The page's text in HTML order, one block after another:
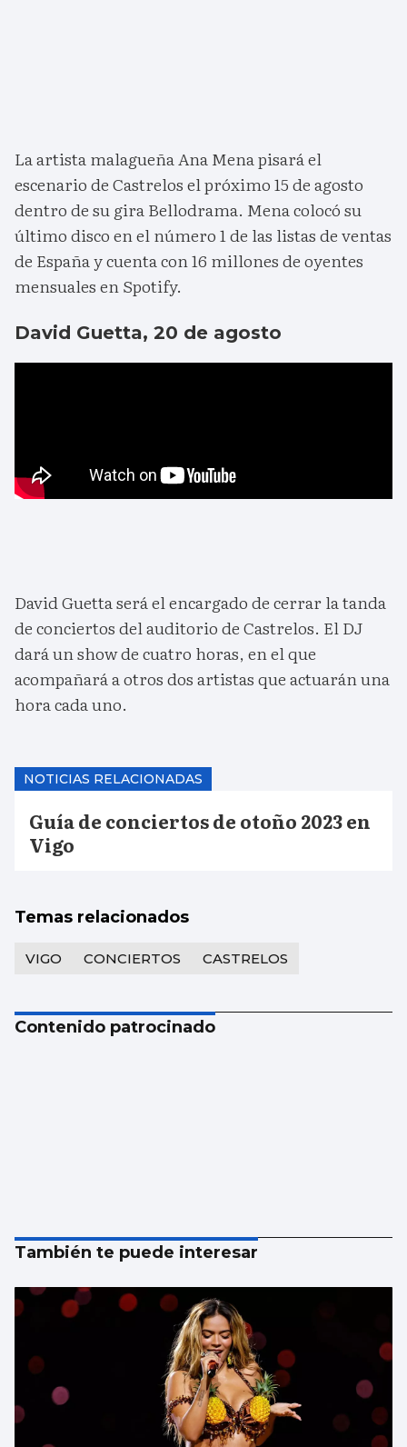
La artista malagueña Ana Mena pisará el
escenario de Castrelos el próximo 15 de agosto
dentro de su gira Bellodrama. Mena colocó su
último disco en el número 1 de las listas de ventas
de España y cuenta con 16 millones de oyentes
mensuales en Spotify.
David Guetta, 20 de agosto
David Guetta será el encargado de cerrar la tanda
de conciertos del auditorio de Castrelos. El DJ
dará un show de cuatro horas, en el que
acompañará a otros dos artistas que actuarán una
hora cada uno.
NOTICIAS RELACIONADAS
Guía de conciertos de otoño 2023 en
Vigo
Temas relacionados
VIGO CONCIERTOS CASTRELOS
Contenido patrocinado
También te puede interesar